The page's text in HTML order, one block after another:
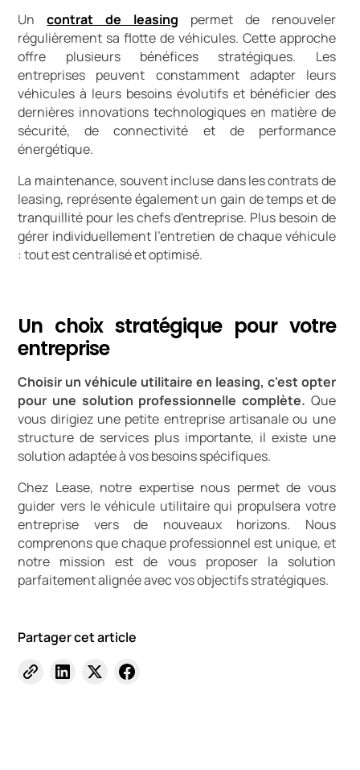
Uncontrat de leasing permet de renouveler
régulièrement sa flotte de véhicules. Cette approche
offre plusieurs bénéfices stratégiques. Les
entreprises peuvent constamment adapter leurs
véhicules à leurs besoins évolutifs et bénéficier des
dernières innovations technologiques en matière de
sécurité, de connectivité et de performance
énergétique.
La maintenance, souvent incluse dans les contrats de
leasing, représente également un gain de temps et de
tranquillité pour les chefs d'entreprise. Plus besoin de
gérer individuellement l'entretien de chaque véhicule
: tout est centralisé et optimisé.
Un choix stratégique pour votre
entreprise
Choisir un véhicule utilitaire en leasing, c'est opter
pour une solution professionnelle complète. Que
vous dirigiez une petite entreprise artisanale ou une
structure de services plus importante, il existe une
solution adaptée à vos besoins spécifiques.
Chez Lease, notre expertise nous permet de vous
guider vers le véhicule utilitaire qui propulsera votre
entreprise vers de nouveaux horizons. Nous
comprenons que chaque professionnel est unique, et
notre mission est de vous proposer la solution
parfaitement alignée avec vos objectifs stratégiques.
Partager cet article